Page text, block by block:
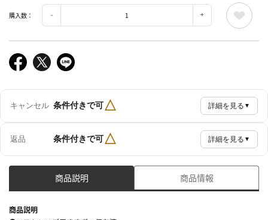
購入数：
キャンセル 条件付きで可△ 詳細を見る ▼
返品 条件付きで可△ 詳細を見る ▼
商品説明 商品情報
商品説明